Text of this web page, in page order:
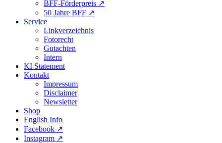
BFF-Förderpreis ↗︎
50 Jahre BFF ↗︎
Service
Linkverzeichnis
Fotorecht
Gutachten
Intern
KI Statement
Kontakt
Impressum
Disclaimer
Newsletter
Shop
English Info
Facebook ↗︎
Instagram ↗︎